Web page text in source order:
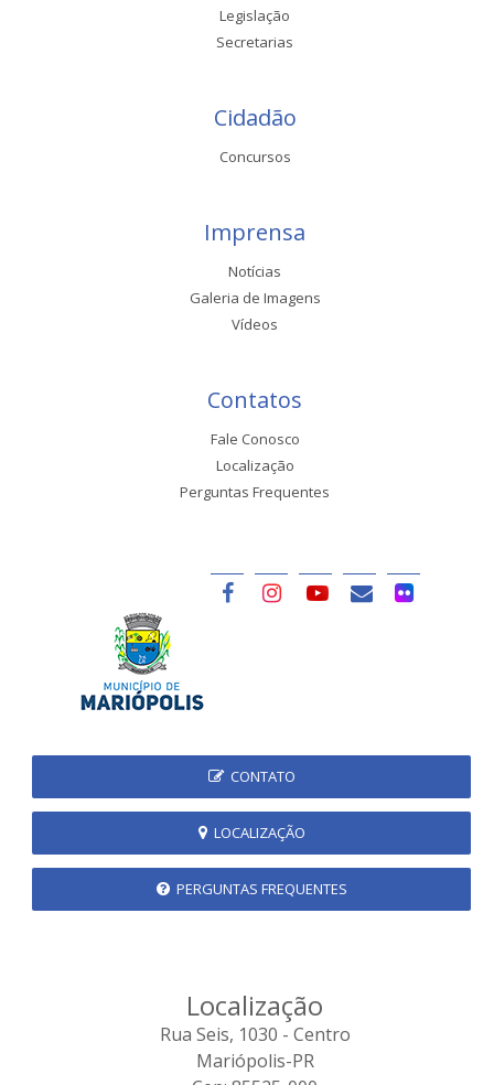
Legislação
Secretarias
Cidadão
Concursos
Imprensa
Notícias
Galeria de Imagens
Vídeos
Contatos
Fale Conosco
Localização
Perguntas Frequentes
CONTATO
LOCALIZAÇÃO
PERGUNTAS FREQUENTES
Localização
Rua Seis, 1030 - Centro
Mariópolis-PR